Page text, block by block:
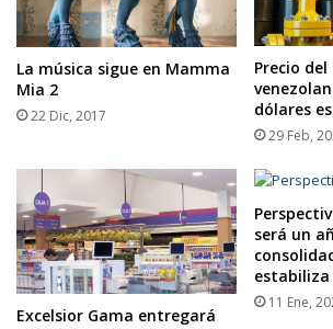
La música sigue en Mamma
Mia 2
22 Dic, 2017
Precio
dólares
29 Feb,
Excelsior Gama entregará
será un
estabiliza
11 Ene,